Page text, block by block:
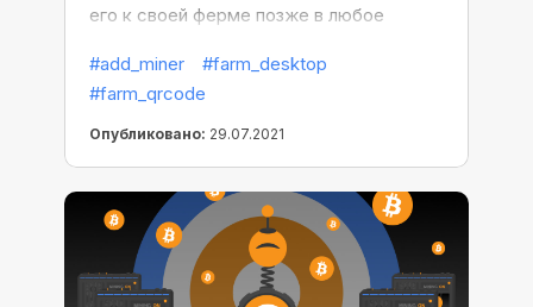
его к своей ферме позже в любое
компьютер к панели управления фермы
с помощью QR-кода, посмотрите
инструкцию ниже.
#add_miner
#farm_desktop
#farm_qrcode
Опубликовано: 29.07.2021